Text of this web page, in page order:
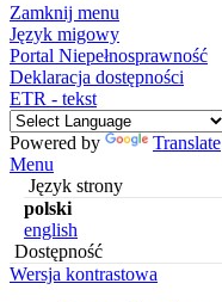
Zamknij menu
Język migowy
Portal Niepełnosprawność
Deklaracja dostępności
ETR - tekst
Powered by
Translate
Menu
Język strony
polski
english
Dostępność
Wersja kontrastowa